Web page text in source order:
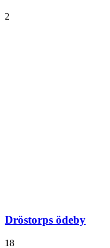
2
Dröstorps ödeby
18